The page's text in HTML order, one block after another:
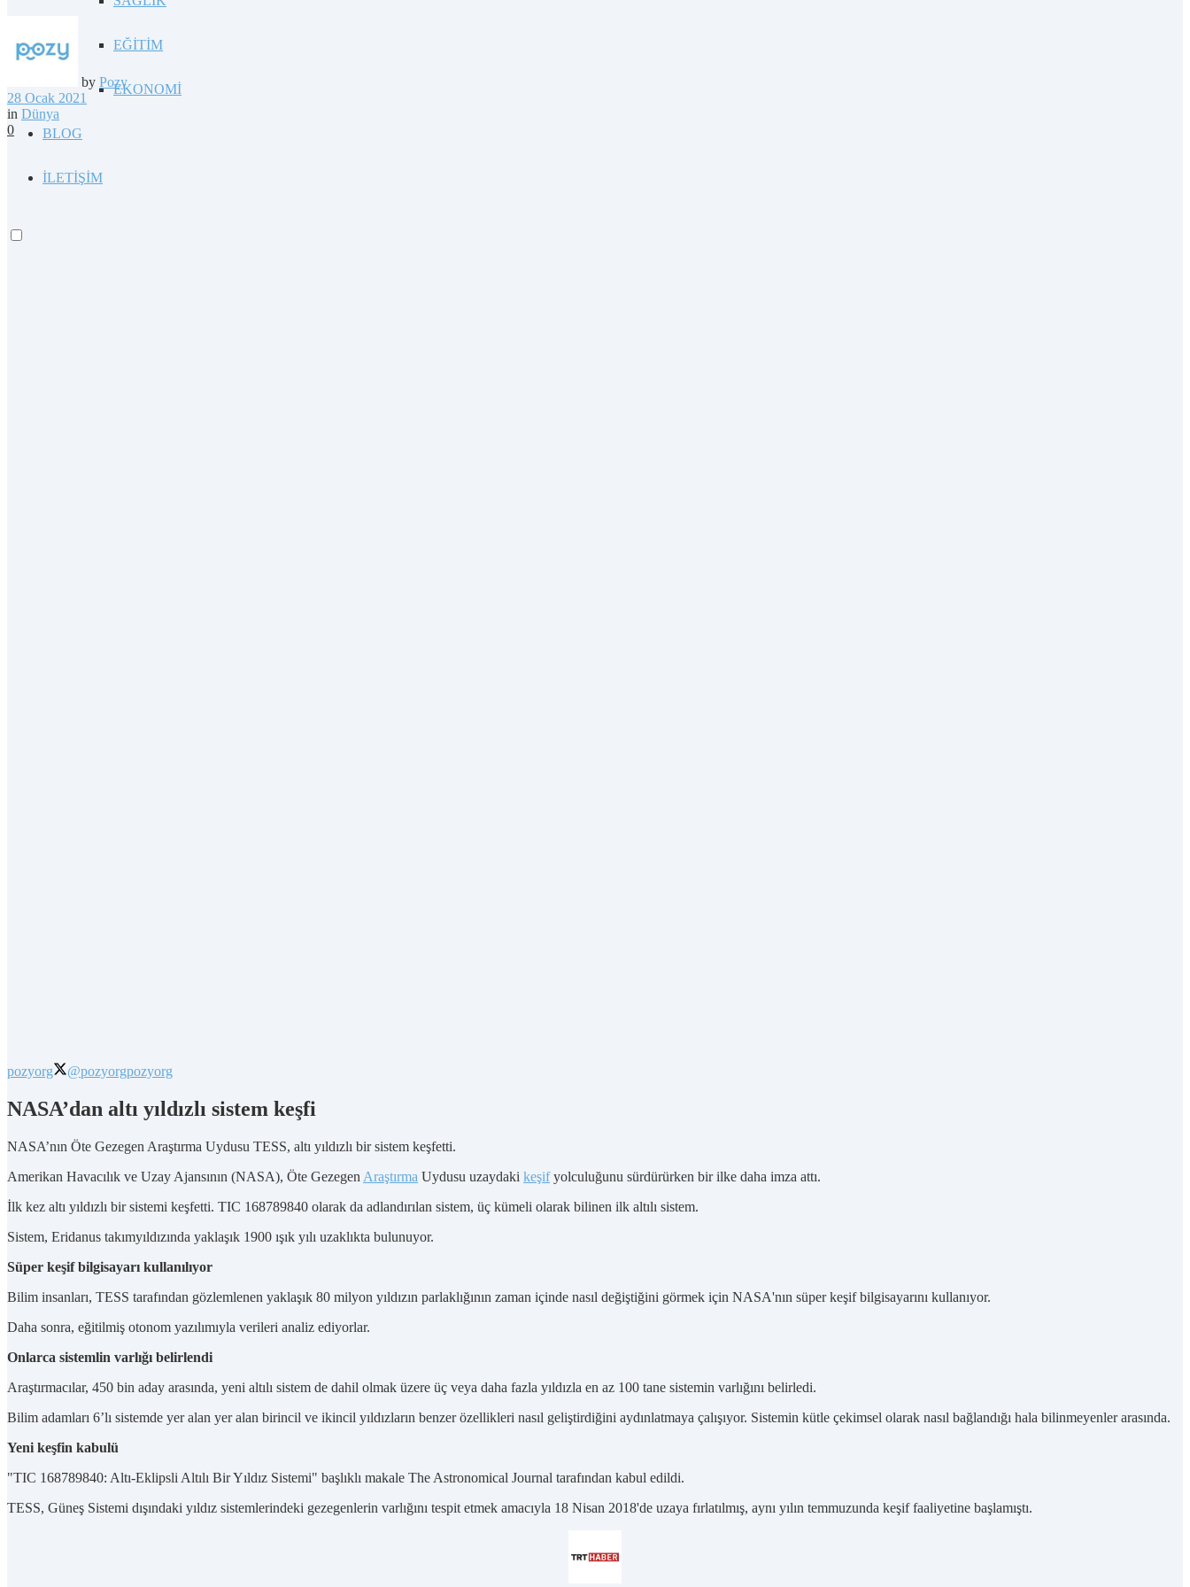
EĞİTİM
EKONOMİ
BLOG
İLETİŞİM
by Pozy
28 Ocak 2021
in Dünya
0
pozyorg @pozyorgpozyorg
NASA’dan altı yıldızlı sistem keşfi
NASA’nın Öte Gezegen Araştırma Uydusu TESS, altı yıldızlı bir sistem keşfetti.
Amerikan Havacılık ve Uzay Ajansının (NASA), Öte Gezegen Araştırma Uydusu uzaydaki keşifyolculuğunu sürdürürken bir ilke daha imza attı.
İlk kez altı yıldızlı bir sistemi keşfetti. TIC 168789840 olarak da adlandırılan sistem, üç kümeli olarak bilinen ilk altılı sistem.
Sistem, Eridanus takımyıldızında yaklaşık 1900 ışık yılı uzaklıkta bulunuyor.
Süper keşif bilgisayarı kullanılıyor
Bilim insanları, TESS tarafından gözlemlenen yaklaşık 80 milyon yıldızın parlaklığının zaman içinde nasıl değiştiğini görmek için NASA'nın süper keşif bilgisayarını kullanıyor.
Daha sonra, eğitilmiş otonom yazılımıyla verileri analiz ediyorlar.
Onlarca sistemlin varlığı belirlendi
Araştırmacılar, 450 bin aday arasında, yeni altılı sistem de dahil olmak üzere üç veya daha fazla yıldızla en az 100 tane sistemin varlığını belirledi.
Bilim adamları 6’lı sistemde yer alan yer alan birincil ve ikincil yıldızların benzer özellikleri nasıl geliştirdiğini aydınlatmaya çalışıyor. Sistemin kütle çekimsel olarak nasıl bağlandığı hala bilinmeyenler arasında.
Yeni keşfin kabulü
"TIC 168789840: Altı-Eklipsli Altılı Bir Yıldız Sistemi" başlıklı makale The Astronomical Journal tarafından kabul edildi.
TESS, Güneş Sistemi dışındaki yıldız sistemlerindeki gezegenlerin varlığını tespit etmek amacıyla 18 Nisan 2018'de uzaya fırlatılmış, aynı yılın temmuzunda keşif faaliyetine başlamıştı.